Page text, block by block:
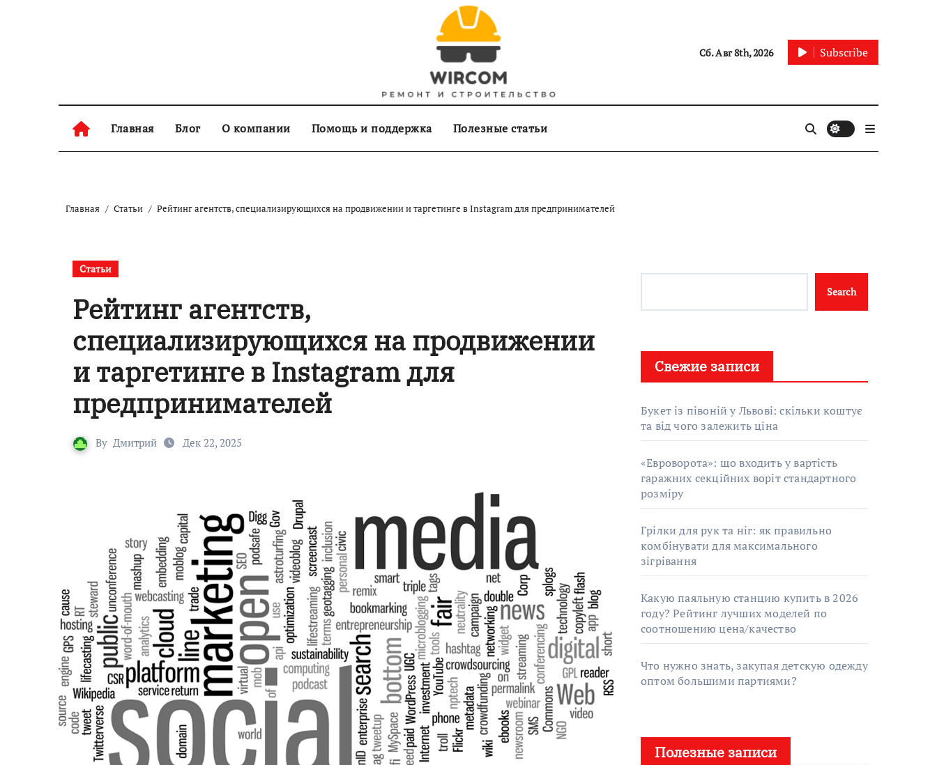
Сб. Авг 8th, 2026 Subscribe
Главная Блог О компании Помощь и поддержка Полезные статьи
Главная Статьи Рейтинг агентств, специализирующихся на продвижении и таргетинге в Instagram для предпринимателей
Статьи
Рейтинг агентств,
специализирующихся на продвижении
и таргетинге в Instagram для
предпринимателей
By Дмитрий Дек 22, 2025
Search
Свежие записи
Букет із півоній у Львові: скільки коштує
та від чого залежить ціна
«Евроворота»: що входить у вартість
гаражних секційних воріт стандартного
розміру
Грілки для рук та ніг: як правильно
комбінувати для максимального
зігрівання
Какую паяльную станцию купить в 2026
году? Рейтинг лучших моделей по
соотношению цена/качество
Что нужно знать, закупая детскую одежду
оптом большими партиями?
Полезные записи